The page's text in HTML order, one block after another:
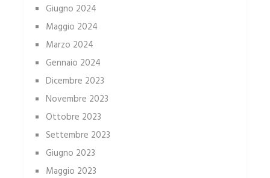
Giugno 2024
Maggio 2024
Marzo 2024
Gennaio 2024
Dicembre 2023
Novembre 2023
Ottobre 2023
Settembre 2023
Giugno 2023
Maggio 2023